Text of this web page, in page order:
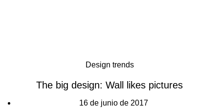
Design trends
The big design: Wall likes pictures
16 de junio de 2017